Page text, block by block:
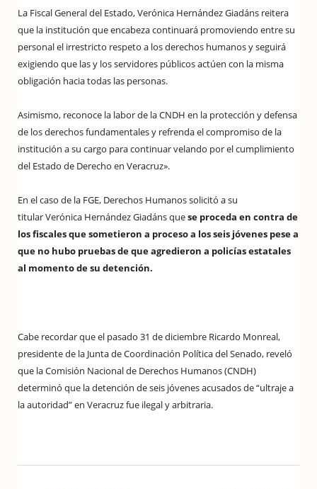
La Fiscal General del Estado, Verónica Hernández Giadáns reitera
que la institución que encabeza continuará promoviendo entre su
personal el irrestricto respeto a los derechos humanos y seguirá
exigiendo que las y los servidores públicos actúen con la misma
obligación hacia todas las personas.
Asimismo, reconoce la labor de la CNDH en la protección y defensa
de los derechos fundamentales y refrenda el compromiso de la
institución a su cargo para continuar velando por el cumplimiento
del Estado de Derecho en Veracruz».
En el caso de la FGE, Derechos Humanos solicitó a su
titular Verónica Hernández Giadáns quese proceda en contra de
losfiscales que sometieron a proceso a los seis jóvenes pese a
que no hubo pruebas de que agredieron a policías estatales
al momento de su detención.
Cabe recordar que el pasado 31 de diciembre Ricardo Monreal,
presidente de la Junta de Coordinación Política del Senado, reveló
que la Comisión Nacional de Derechos Humanos (CNDH)
determinó que la detención de seis jóvenes acusados de “ultraje a
la autoridad” en Veracruz fue ilegal y arbitraria.